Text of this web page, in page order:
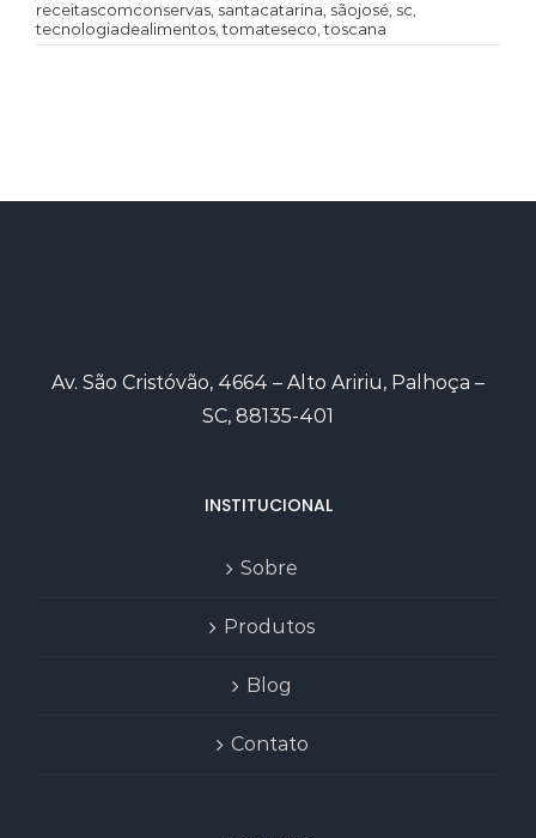
receitascomconservas, santacatarina sãojosé, sc
tecnologiadealimentos,tomateseco ,toscana
Av. São Cristóvão, 4664 – Alto Aririu, Palhoça –
SC, 88135-401
INSTITUCIONAL
Sobre
Produtos
Blog
Contato